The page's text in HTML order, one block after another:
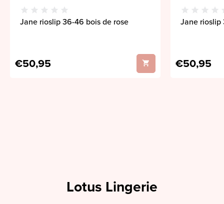
Jane rioslip 36-46 bois de rose
€50,95
Jane rioslip
€50,95
Lotus Lingerie